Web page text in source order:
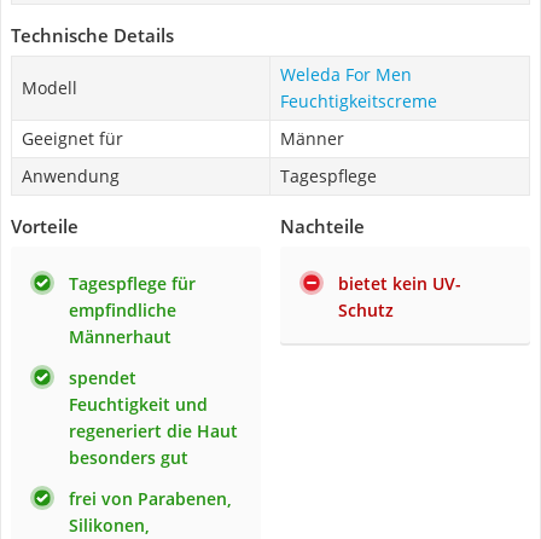
Technische Details
Modell
Weleda For Men
Feuchtigkeitscreme
Geeignet für
Männer
Anwendung
Tagespflege
Vorteile
Tagespflege für
empfindliche
Männerhaut
spendet
Feuchtigkeit und
regeneriert die Haut
besonders gut
frei von Parabenen,
Silikonen,
Nachteile
bietet kein UV-
Schutz